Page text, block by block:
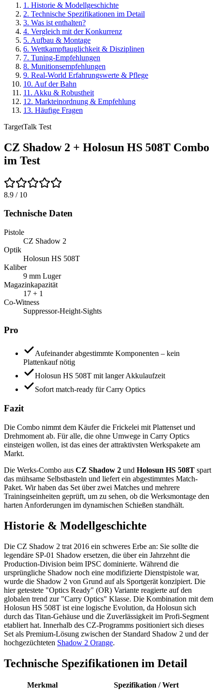
1 . Historie & Modellgeschichte
2. Technische Spezifikationen im Detail
3. Was ist enthalten?
4. Vergleich mit der Konkurrenz
5. Aufbau & Montage
6. Wettkampftauglichkeit & Disziplinen
7. Tuning-Empfehlungen
8. Munitionsempfehlungen
9. Real-World Erfahrungswerte & Pflege
10. Auf der Bahn
11 . Akku & Robustheit
12. Markteinordnung & Empfehlung
13. Häufige Fragen
TargetTalk Test
CZ Shadow 2 + Holosun HS 508T Combo
im Test
8.9 / 10
Technische Daten
Pistole
CZ Shadow 2
Optik
Holosun HS 508T
Kaliber
9 mm Luger
Magazinkapazität
17 + 1
Co-Witness
Suppressor-Height-Sights
Pro
Aufeinander abgestimmte Komponenten – kein
Plattenkauf nötig
Holosun HS 508T mit langer Akkulaufzeit
Sofort match-ready für Carry Optics
Fazit
Die Combo nimmt dem Käufer die Frickelei mit Plattenset und
Drehmoment ab. Für alle, die ohne Umwege in Carry Optics
einsteigen wollen, ist das eines der attraktivsten Werkspakete am
Markt.
Die Werks-Combo aus CZ Shadow 2 und Holosun HS 508T spart
das mühsame Selbstbasteln und liefert ein abgestimmtes Match-
Paket. Wir haben das Set über zwei Matches und mehrere
Trainingseinheiten geprüft, um zu sehen, ob die Werksmontage den
harten Anforderungen im dynamischen Schießen standhält.
Historie & Modellgeschichte
Die CZ Shadow 2 trat 2016 ein schweres Erbe an: Sie sollte die
legendäre SP-01 Shadow ersetzen, die über ein Jahrzehnt die
Production-Division beim IPSC dominierte. Während die
ursprüngliche Shadow noch eine modifizierte Dienstpistole war,
wurde die Shadow 2 von Grund auf als Sportgerät konzipiert. Die
hier getestete "Optics Ready" (OR) Variante reagierte auf den
globalen trend zur "Carry Optics" Klasse. Die Kombination mit dem
Holosun HS 508T ist eine logische Evolution, da Holosun sich
durch das Titan-Gehäuse und die Zuverlässigkeit im Profi-Segment
etabliert hat. Innerhalb des CZ-Programms positioniert sich dieses
Set als Premium-Lösung zwischen der Standard Shadow 2 und der
hochgezüchteten Shadow 2 Orange.
Technische Spezifikationen im Detail
Merkmal
Spezifikation / Wert